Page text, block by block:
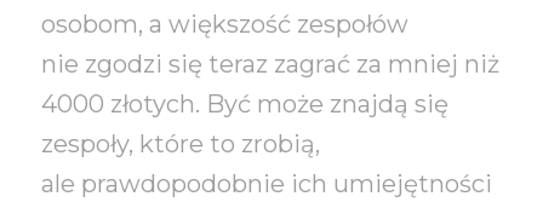
osobom, a większość zespołów
nie zgodzi się teraz zagrać za mniej niż
4000 złotych. Być może znajdą się
zespoły, które to zrobią,
ale prawdopodobnie ich umiejętności